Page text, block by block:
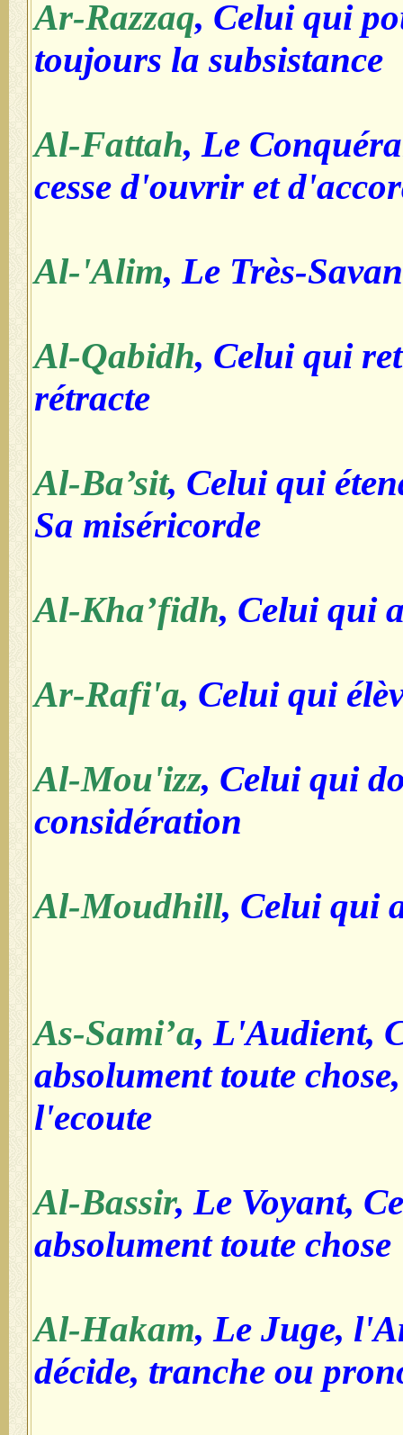
Ar-Razzaq, Celui qui
toujours la subsistance
Al-Fattah, Le
cesse d'ouvrir et
Al-'Alim, Le Très-
Al-Qabidh, Celui qui
rétracte
Al-Ba’sit, Celui qui
Sa miséricorde
Al-Kha’fidh, Celui qui
Ar-Rafi'a, Celui qui
Al-Mou'izz, Celui qui
considération
Al-Moudhill, Celui qui
As-Sami’a, L'Audient,
absolument toute
l'ecoute
Al-Bassir, Le Voyant,
absolument toute chose
Al-Hakam, Le Juge,
décide, tranche ou